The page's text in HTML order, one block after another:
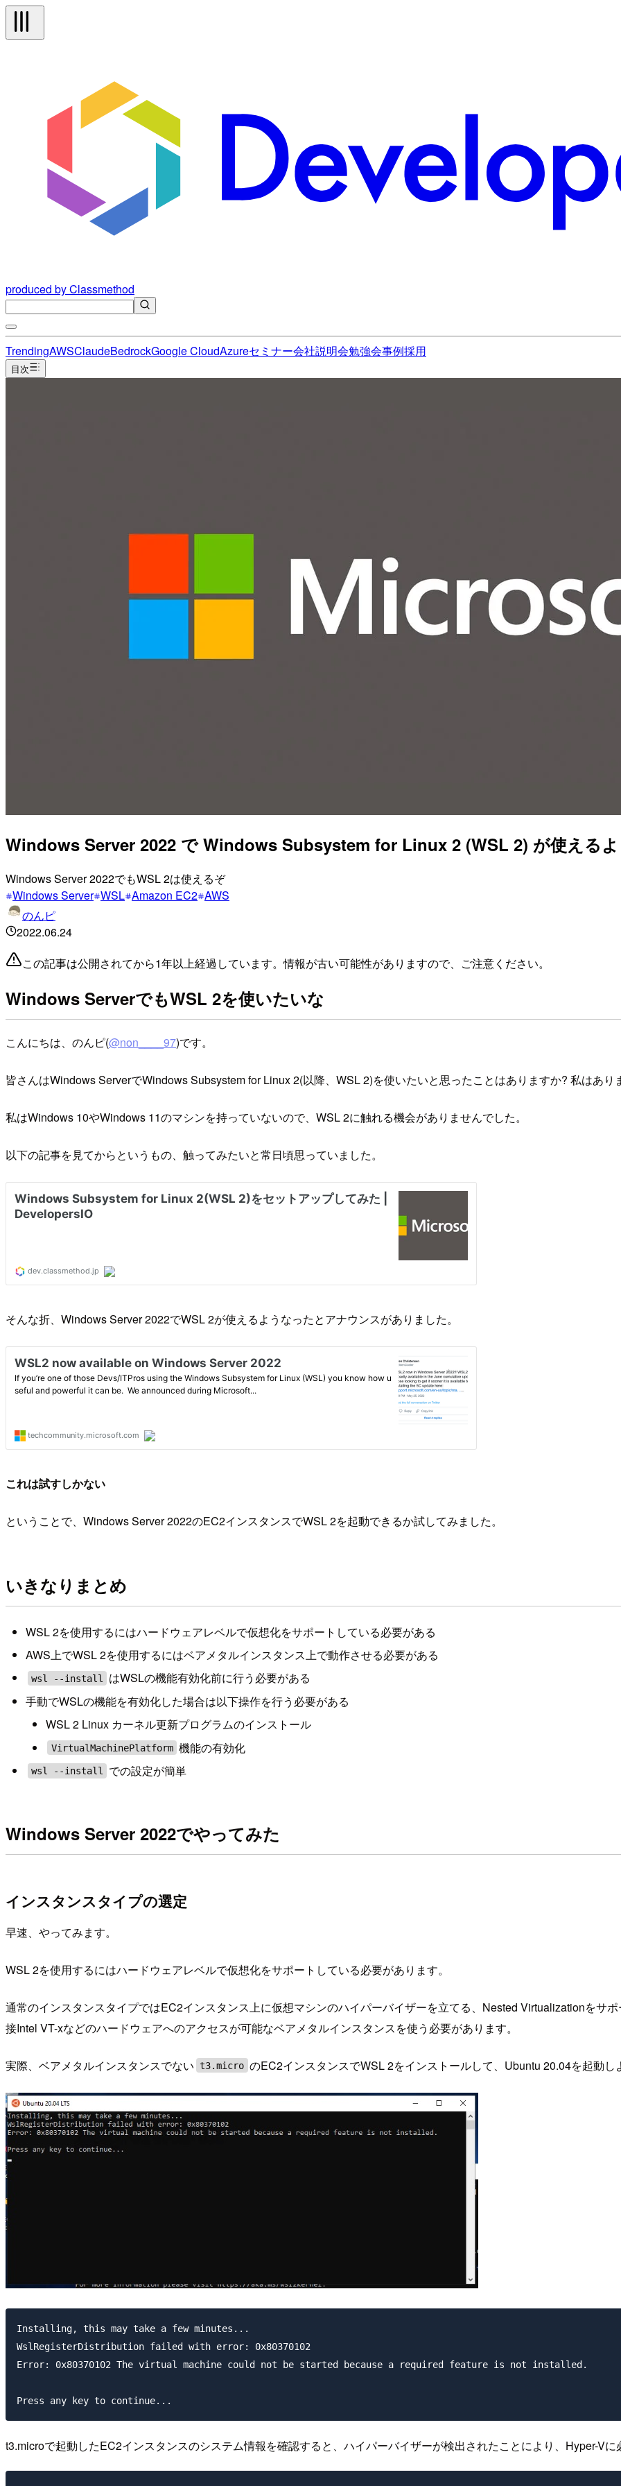
produced by Classmethod
TrendingAWSClaudeBedrockGoogle CloudAzureセミナー会社説明会勉強会事例採用
目次
Windows Server 2022 で Windows Subsystem for Linux 2 (WSL 2) が使える
Windows Server 2022でもWSL 2は使えるぞ
Windows Server WSL Amazon EC2 AWS
のんピ
2022.06.24
この記事は公開されてから1年以上経過しています。情報が古い可能性がありますので、ご注意ください。
Windows ServerでもWSL 2を使いたいな
こんにちは、のんピ(@non____97)です。
皆さんはWindows ServerでWindows Subsystem for Linux 2(以降、WSL 2)を使いたいと思ったことはありますか? 私はあり
私はWindows 10やWindows 11のマシンを持っていないので、WSL 2に触れる機会がありませんでした。
以下の記事を見てからというもの、触ってみたいと常日頃思っていました。
そんな折、Windows Server 2022でWSL 2が使えるようなったとアナウンスがありました。
これは試すしかない
ということで、Windows Server 2022のEC2インスタンスでWSL 2を起動できるか試してみました。
いきなりまとめ
WSL 2を使用するにはハードウェアレベルで仮想化をサポートしている必要がある
AWS上でWSL 2を使用するにはベアメタルインスタンス上で動作させる必要がある
wsl --install
はWSLの機能有効化前に行う必要がある
手動でWSLの機能を有効化した場合は以下操作を行う必要がある
WSL 2 Linux カーネル更新プログラムのインストール
VirtualMachinePlatform 機能の有効化
wsl --install での設定が簡単
Windows Server 2022でやってみた
インスタンスタイプの選定
早速、やってみます。
WSL 2を使用するにはハードウェアレベルで仮想化をサポートしている必要があります。
通常のインスタンスタイプではEC2インスタンス上に仮想マシンのハイパーバイザーを立てる、Nested Virtualizationをサ
接Intel VT-xなどのハードウェアへのアクセスが可能なベアメタルインスタンスを使う必要があります。
実際、ベアメタルインスタンスでない t3.micro のEC2インスタンスでWSL 2をインストールして、Ubuntu 20.04を起動
Installing, this may take a few minutes...
WslRegisterDistribution failed with error: 0x80370102
Error: 0x80370102 The virtual machine could not be started because a required feature is not installed.
t3.microで起動したEC2インスタンスのシステム情報を確認すると、ハイパーバイザーが検出されたことにより、Hyper-V